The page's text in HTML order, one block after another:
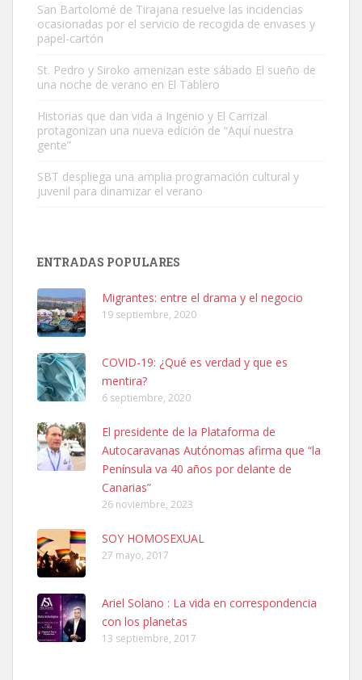
Adopción urgente
Busco adopción responsable para mi perra. Pastor alemán,
hembra, 4 años. Por motivos personales ...
Leales.org » Gran Canaria
Ninfa perdida
El día 5 se los perdió una ninfa papillera, asustada tiene miedo a la
calle, se perdió por la zon...
Leales.org » Gran Canaria
6.7.2025
Adopcion
Busco casa de acogida para mi perrita ya que por temas de trabajo
no la puedo tener. Solo gente r...
San Bartolomé de Tirajana resuelve las incidencias
ocasionadas por el servicio de recogida de envases y
papel-cartón
St. Pedro y Siroko amenizan este sábado El sueño de
una noche de verano en El Tablero
Historias que dan vida a Ingenio y El Carrizal
protagonizan una nueva edición de “Aquí nuestra
gente”
SBT despliega una amplia programación cultural y
juvenil para dinamizar el verano
ENTRADAS POPULARES
Migrantes: entre el drama y el negocio
19 septiembre, 2020
COVID-19: ¿Qué es verdad y que es
mentira?
6 septiembre, 2020
El presidente de la Plataforma de
Autocaravanas Autónomas afirma que “la
Península va 40 años por delante de
Canarias”
26 noviembre, 2023
SOY HOMOSEXUAL
27 mayo, 2017
Ariel Solano : La vida en correspondencia
con los planetas
13 septiembre, 2017